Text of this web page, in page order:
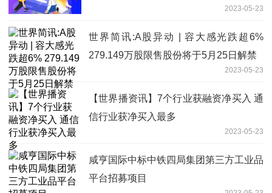
2023-05-23
世界简讯:A股异动 | 容大感光跌超6%
279.149万股限售股份将于5月25日解禁
2023-05-23
【世界播资讯】7个行业获融资净买入 通
信行业获净买入最多
2023-05-23
咸亨国际中标中铁四局集团第三方工业品
平台招募项目